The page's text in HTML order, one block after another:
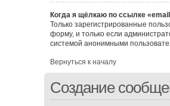
Когда я щёлкаю по ссылке
Только зарегистрированные
форму, и только если
системой анонимными
Вернуться к началу
Создание